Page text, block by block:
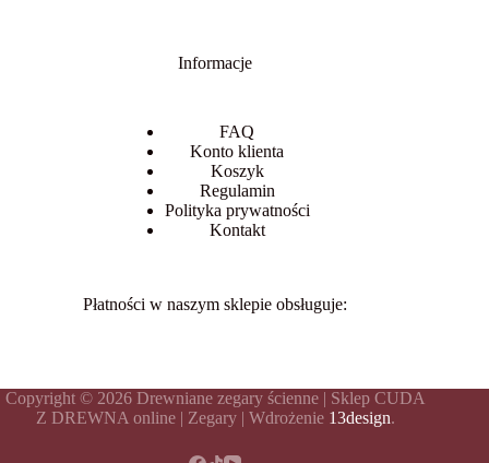
Informacje
FAQ
Konto klienta
Koszyk
Regulamin
Polityka prywatności
Kontakt
Płatności w naszym sklepie obsługuje:
Copyright © 2026 Drewniane zegary ścienne | Sklep CUDA
Z DREWNA online | Zegary | Wdrożenie 13design.